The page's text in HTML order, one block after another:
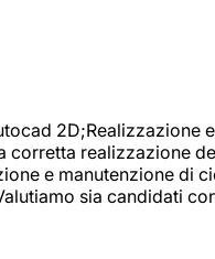
realizzazione
e manutenzione di
sia candidati